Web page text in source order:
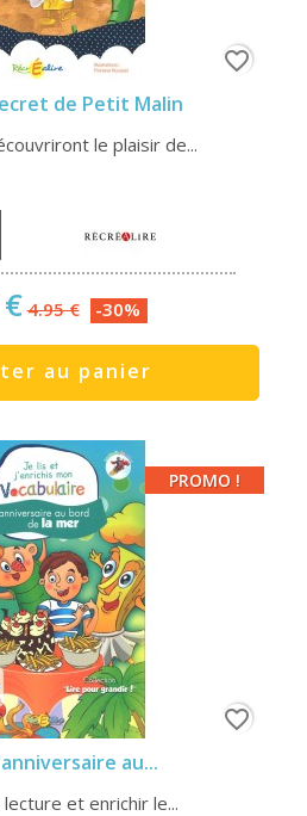
de Petit Malin
le plaisir de...
4.95 € -30%
au panier
favorite_border
au...
et enrichir le...
PROMO !
favorite_border